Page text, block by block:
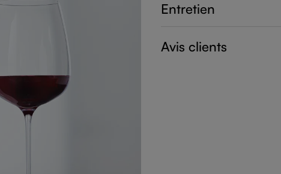
Entretien
Avis clients